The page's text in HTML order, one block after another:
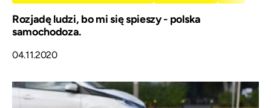
Rozjadę ludzi, bo mi się spieszy - polska
samochodoza.
04.11.2020